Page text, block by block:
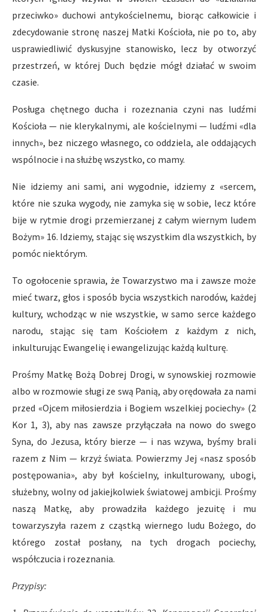
przeciwko» duchowi antykościelnemu, biorąc całkowicie i
zdecydowanie stronę naszej Matki Kościoła, nie po to, aby
usprawiedliwić dyskusyjne stanowisko, lecz by otworzyć
przestrzeń, w której Duch będzie mógł działać w swoim
czasie.
Posługa chętnego ducha i rozeznania czyni nas ludźmi
Kościoła — nie klerykalnymi, ale kościelnymi — ludźmi «dla
innych», bez niczego własnego, co oddziela, ale oddających
wspólnocie i na służbę wszystko, co mamy.
Nie idziemy ani sami, ani wygodnie, idziemy z «sercem,
które nie szuka wygody, nie zamyka się w sobie, lecz które
bije w rytmie drogi przemierzanej z całym wiernym ludem
Bożym» 16. Idziemy, stając się wszystkim dla wszystkich, by
pomóc niektórym.
To ogołocenie sprawia, że Towarzystwo ma i zawsze może
mieć twarz, głos i sposób bycia wszystkich narodów, każdej
kultury, wchodząc w nie wszystkie, w samo serce każdego
narodu, stając się tam Kościołem z każdym z nich,
inkulturując Ewangelię i ewangelizując każdą kulturę.
Prośmy Matkę Bożą Dobrej Drogi, w synowskiej rozmowie
albo w rozmowie sługi ze swą Panią, aby orędowała za nami
przed «Ojcem miłosierdzia i Bogiem wszelkiej pociechy» (2
Kor 1, 3), aby nas zawsze przyłączała na nowo do swego
Syna, do Jezusa, który bierze — i nas wzywa, byśmy brali
razem z Nim — krzyż świata. Powierzmy Jej «nasz sposób
postępowania», aby był kościelny, inkulturowany, ubogi,
służebny, wolny od jakiejkolwiek światowej ambicji. Prośmy
naszą Matkę, aby prowadziła każdego jezuitę i mu
towarzyszyła razem z cząstką wiernego ludu Bożego, do
którego został posłany, na tych drogach pociechy,
współczucia i rozeznania.
Przypisy: